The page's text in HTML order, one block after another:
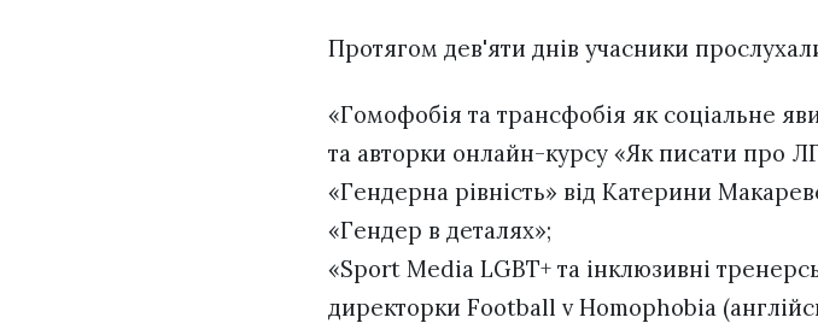
Протягом дев'яти днів учасники
«Гомофобія та трансфобія як соціальне
та авторки онлайн-курсу «Як писати про
«Гендерна рівність» від Катерини
«Гендер в деталях»;
«Sport Media LGBT+ та інклюзивні
директорки Football v Homophobia